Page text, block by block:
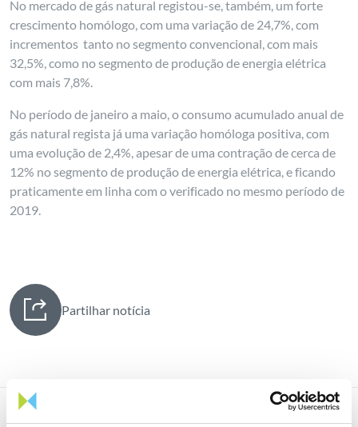
No mercado de gás natural registou-se, também, um forte
crescimento homólogo, com uma variação de 24,7%, com
incrementos tanto no segmento convencional, com mais
32,5%, como no segmento de produção de energia elétrica
com mais 7,8%.
No período de janeiro a maio, o consumo acumulado anual de
gás natural regista já uma variação homóloga positiva, com
uma evolução de 2,4%, apesar de uma contração de cerca de
12% no segmento de produção de energia elétrica, e ficando
praticamente em linha com o verificado no mesmo período de
2019.
Partilhar notícia